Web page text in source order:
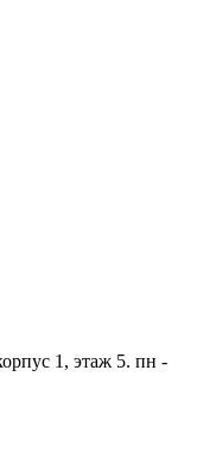
1, этаж 5. пн -